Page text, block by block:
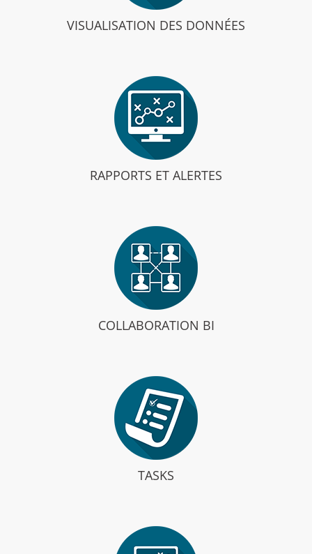
VISUALISATION DES DONNÉES
RAPPORTS ET ALERTES
COLLABORATION BI
TASKS